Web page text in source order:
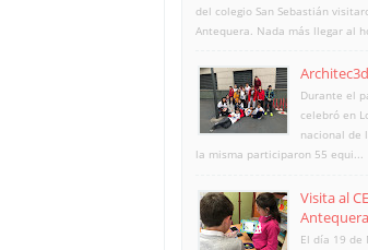
del colegio San Sebastián
Antequera. Nada más llegar al
Durante el
celebró en
nacional de
la misma participaron 55 equi...
Visita al
El día 19 de